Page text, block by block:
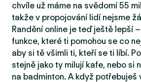
chvíle už máme na svědomí 55
takže v propojování lidí nejsme
Randění online je teď ještě lepší
funkce, které ti pomohou se co
aby si tě všimli ti, kteří se ti líbí.
stejně jako ty milují kafe, nebo si
na badminton. A když potřebuješ